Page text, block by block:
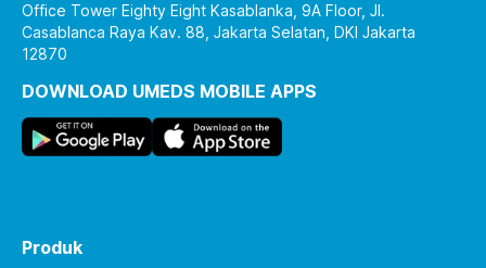
Office Tower Eighty Eight Kasablanka, 9A Floor, Jl.
Casablanca Raya Kav. 88, Jakarta Selatan, DKI Jakarta
12870
DOWNLOAD UMEDS MOBILE APPS
Produk